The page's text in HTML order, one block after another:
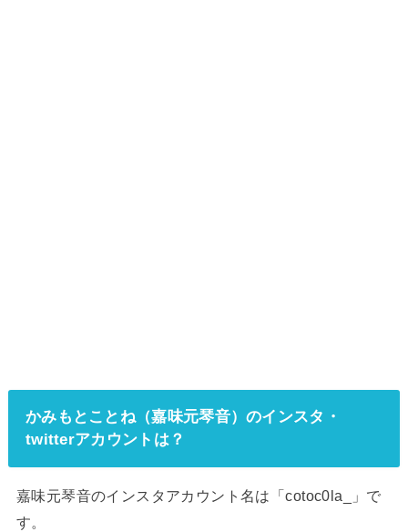
かみもとことね（嘉味元琴音）のインスタ・
twitterアカウントは？
嘉味元琴音のインスタアカウント名は「cotoc0la_」で
す。